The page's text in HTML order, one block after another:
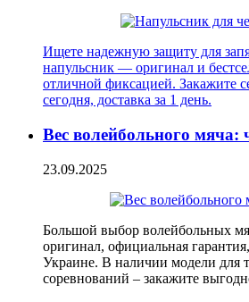
Ищете надежную защиту для
напульсник — оригинал и
отличной фиксацией. Закажите
сегодня, доставка за 1 день.
Вес волейбольного мяча:
23.09.2025
Большой выбор волейбольных
оригинал, официальная
Украине. В наличии модели для
соревнований – закажите